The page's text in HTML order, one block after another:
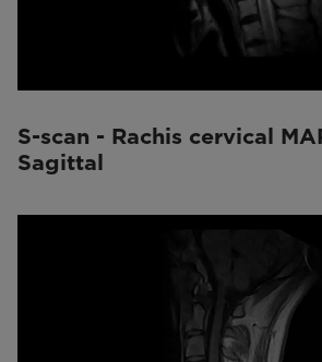
S-scan - Rachis cervical
Sagittal